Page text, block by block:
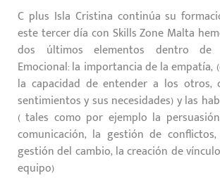
C plus Isla Cristina continúa su
este tercer día con Skills Zone Malta
dos últimos elementos dentro de
Emocional: la importancia de la empatía,
la capacidad de entender a los otros,
sentimientos y sus necesidades) y las
( tales como por ejemplo la
comunicación, la gestión de
gestión del cambio, la creación de
equipo)